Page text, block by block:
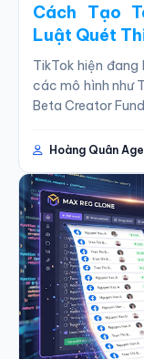
Cách Tạo
Luật Quét
TikTok hiện đang
các mô hình như
Beta Creator
Hoàng Quân